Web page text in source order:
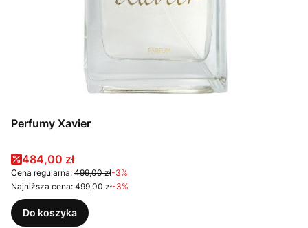
Perfumy Xavier
Cena promocyjna
484,00 zł
Cena regularna: 499,00 zł-3%
Najniższa cena: 499,00 zł-3%
Do koszyka